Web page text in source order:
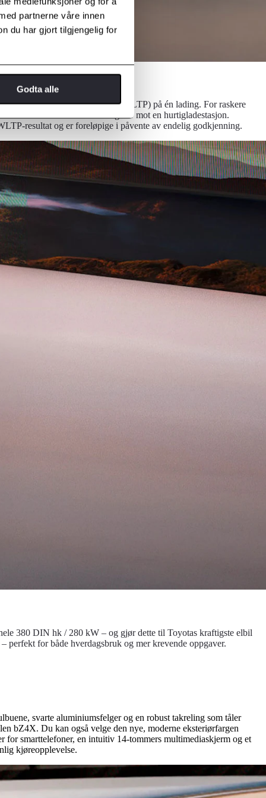
partnerne våre innen
du har gjort tilgjengelig for
Godta alle
rekkevidde på opptil 560 km (WLTP) på én lading. For raskere
automatisk når bilen navigerer mot en hurtigladestasjon.
resultat og er foreløpige i påvente av endelig godkjenning.
380 DIN hk / 280 kW – og gjør dette til Toyotas kraftigste elbil
for både hverdagsbruk og mer krevende oppgaver.
svarte aluminiumsfelger og en robust takreling som tåler
bZ4X. Du kan også velge den nye, moderne eksteriørfargen
smarttelefoner, en intuitiv 14-tommers multimediaskjerm og et
kjøreopplevelse.